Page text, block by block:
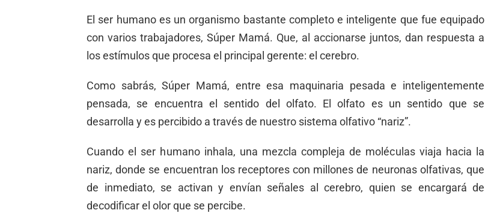
El ser humano es un organismo bastante completo e inteligente que fue equipado
con varios trabajadores, Súper Mamá. Que, al accionarse juntos, dan respuesta a
los estímulos que procesa el principal gerente: el cerebro.
Como sabrás, Súper Mamá, entre esa maquinaria pesada e inteligentemente
pensada, se encuentra el sentido del olfato. El olfato es un sentido que se
desarrolla y es percibido a través de nuestro sistema olfativo “nariz”.
Cuando el ser humano inhala, una mezcla compleja de moléculas viaja hacia la
nariz, donde se encuentran los receptores con millones de neuronas olfativas, que
de inmediato, se activan y envían señales al cerebro, quien se encargará de
decodificar el olor que se percibe.